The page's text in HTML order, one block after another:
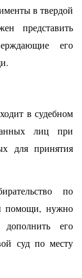
в твердой
представить
его
в судебном
лиц при
для принятия
по
помощи, нужно
дополнить его
суд по месту